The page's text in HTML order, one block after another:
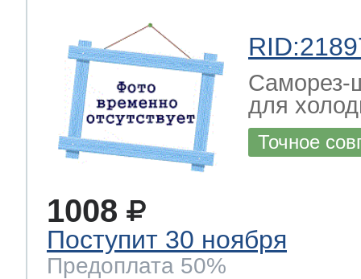
Саморез-
для
Точное
1008
Поступит 30 ноября
Предоплата 50%